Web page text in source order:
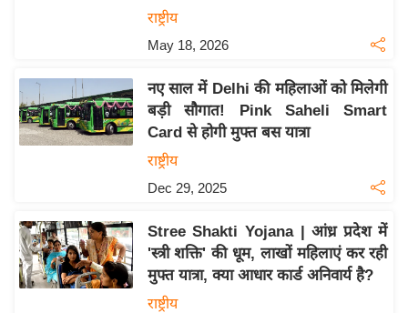
-
पे
सा
ल
राष्ट्रीय
May 18, 2026
नए साल में Delhi की महिलाओं को मिलेगी
बड़ी सौगात! Pink Saheli Smart
Card से होगी मुफ्त बस यात्रा
राष्ट्रीय
Dec 29, 2025
Stree Shakti Yojana | आंध्र प्रदेश में
'स्त्री शक्ति' की धूम, लाखों महिलाएं कर रही
मुफ्त यात्रा, क्या आधार कार्ड अनिवार्य है?
राष्ट्रीय